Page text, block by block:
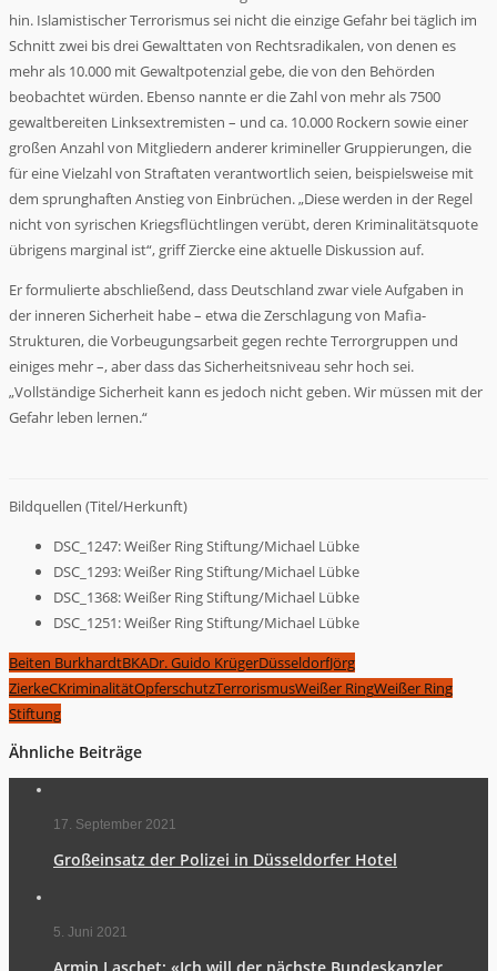
hin. Islamistischer Terrorismus sei nicht die einzige Gefahr bei täglich im
Schnitt zwei bis drei Gewalttaten von Rechtsradikalen, von denen es
mehr als 10.000 mit Gewaltpotenzial gebe, die von den Behörden
beobachtet würden. Ebenso nannte er die Zahl von mehr als 7500
gewaltbereiten Linksextremisten – und ca. 10.000 Rockern sowie einer
großen Anzahl von Mitgliedern anderer krimineller Gruppierungen, die
für eine Vielzahl von Straftaten verantwortlich seien, beispielsweise mit
dem sprunghaften Anstieg von Einbrüchen. „Diese werden in der Regel
nicht von syrischen Kriegsflüchtlingen verübt, deren Kriminalitätsquote
übrigens marginal ist“, griff Ziercke eine aktuelle Diskussion auf.
Er formulierte abschließend, dass Deutschland zwar viele Aufgaben in
der inneren Sicherheit habe – etwa die Zerschlagung von Mafia-
Strukturen, die Vorbeugungsarbeit gegen rechte Terrorgruppen und
einiges mehr –, aber dass das Sicherheitsniveau sehr hoch sei.
„Vollständige Sicherheit kann es jedoch nicht geben. Wir müssen mit der
Gefahr leben lernen.“
Bildquellen (Titel/Herkunft)
DSC_1247: Weißer Ring Stiftung/Michael Lübke
DSC_1293: Weißer Ring Stiftung/Michael Lübke
DSC_1368: Weißer Ring Stiftung/Michael Lübke
DSC_1251: Weißer Ring Stiftung/Michael Lübke
Beiten BurkhardtBKADr. Guido KrügerDüsseldorfJörg
ZierkeCKriminalitätOpferschutzTerrorismusWeißer RingWeißer Ring
Stiftung
Ähnliche Beiträge
17. September 2021
Großeinsatz der Polizei in Düsseldorfer Hotel
5. Juni 2021